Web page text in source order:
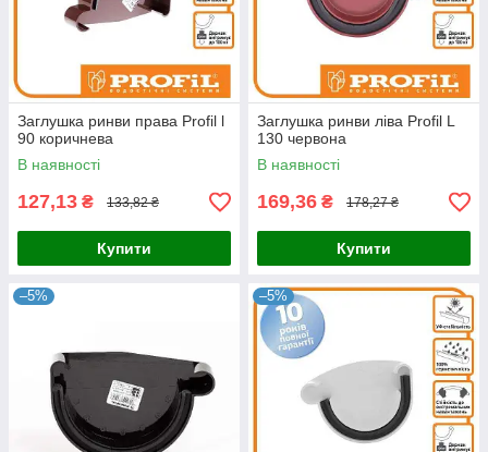
Заглушка ринви права Profil l
90 коричнева
В наявності
127,13 ₴ 133,82 ₴
Купити
Заглушка ринви ліва Profil L
130 червона
В наявності
169,36 ₴ 178,27 ₴
Купити
–5% –5%